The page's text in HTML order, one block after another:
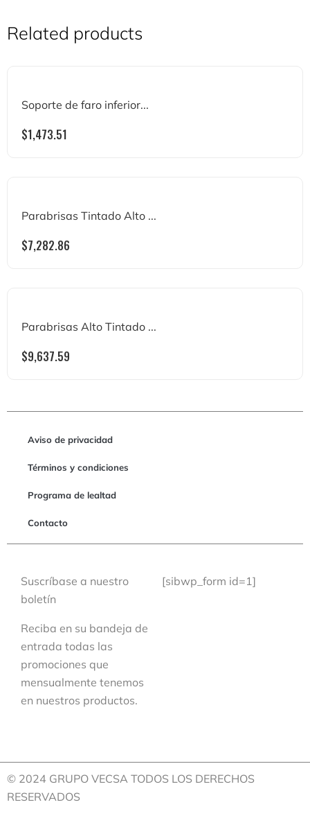
Related products
Soporte de faro inferior...
$1,473.51
Parabrisas Tintado Alto ...
$7,282.86
Parabrisas Alto Tintado ...
$9,637.59
Aviso de privacidad
Términos y condiciones
Programa de lealtad
Contacto
Suscríbase a nuestro
boletín
Reciba en su bandeja de
entrada todas las
promociones que
mensualmente tenemos
en nuestros productos.
[sibwp_form id=1]
© 2024 GRUPO VECSA TODOS LOS DERECHOS
RESERVADOS